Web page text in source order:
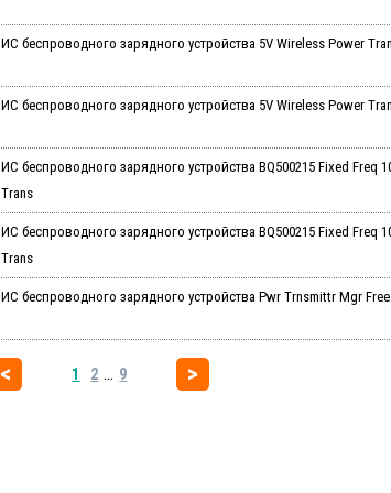
ИС беспроводного зарядного устройства 5V Wireless Power
ИС беспроводного зарядного устройства 5V Wireless Power
ИС беспроводного зарядного устройства BQ500215 Fixed Freq
Trans
ИС беспроводного зарядного устройства BQ500215 Fixed Freq
Trans
ИС беспроводного зарядного устройства Pwr Trnsmittr Mgr
1 2 ... 9